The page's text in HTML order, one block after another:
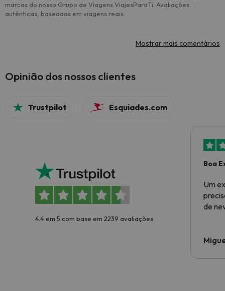
marcas do nosso Grupo de Viagens ViajesParaTi. Avaliações
autênticas, baseadas em viagens reais.
Mostrar mais comentários
Opinião dos nossos clientes
Trustpilot Esquiades.com
4.4 em 5 com base em 2239 avaliações
Boa
Um
de